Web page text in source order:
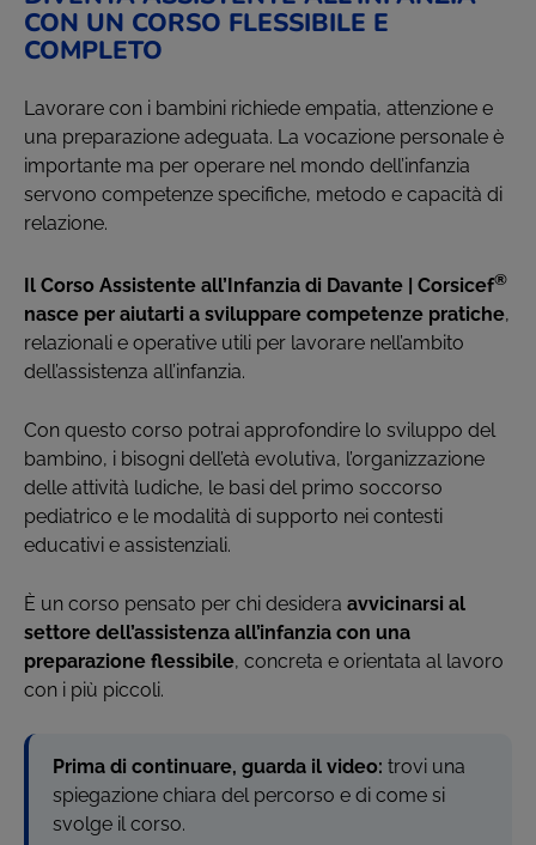
CON UN CORSO FLESSIBILE E
COMPLETO
Lavorare con i bambini richiede empatia, attenzione e
una preparazione adeguata. La vocazione personale è
importante ma per operare nel mondo dell’infanzia
servono competenze specifiche, metodo e capacità di
relazione.
Il Corso Assistente all’Infanzia di Davante | Corsicef®
nasce per aiutarti a sviluppare competenze pratiche,
relazionali e operative utili per lavorare nell’ambito
dell’assistenza all’infanzia.
Con questo corso potrai approfondire lo sviluppo del
bambino, i bisogni dell’età evolutiva, l’organizzazione
delle attività ludiche, le basi del primo soccorso
pediatrico e le modalità di supporto nei contesti
educativi e assistenziali.
È un corso pensato per chi desidera avvicinarsi al
settore dell’assistenza all’infanzia con una
preparazione flessibile, concreta e orientata al lavoro
con i più piccoli.
Prima di continuare, guarda il video: trovi una
spiegazione chiara del percorso e di come si
svolge il corso.